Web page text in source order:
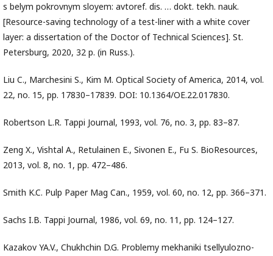
s belym pokrovnym sloyem: avtoref. dis. … dokt. tekh. nauk.
[Resource-saving technology of a test-liner with a white cover
layer: a dissertation of the Doctor of Technical Sciences]. St.
Petersburg, 2020, 32 p. (in Russ.).
Liu C., Marchesini S., Kim M. Optical Society of America, 2014, vol.
22, no. 15, pp. 17830–17839. DOI: 10.1364/OE.22.017830.
Robertson L.R. Tappi Journal, 1993, vol. 76, no. 3, pp. 83–87.
Zeng X., Vishtal A., Retulainen E., Sivonen E., Fu S. BioResources,
2013, vol. 8, no. 1, pp. 472–486.
Smith K.C. Pulp Paper Mag Can., 1959, vol. 60, no. 12, pp. 366–371.
Sachs I.B. Tappi Journal, 1986, vol. 69, no. 11, pp. 124–127.
Kazakov YA.V., Chukhchin D.G. Problemy mekhaniki tsellyulozno-